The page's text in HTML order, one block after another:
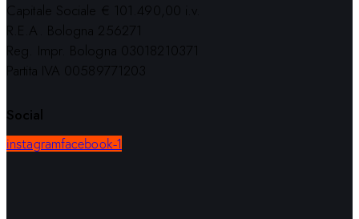
Capitale Sociale € 101.490,00 i.v.
R.E.A. Bologna 256271
Reg. Impr. Bologna 03018210371
Partita IVA 00589771203
Social
instagramfacebook-1